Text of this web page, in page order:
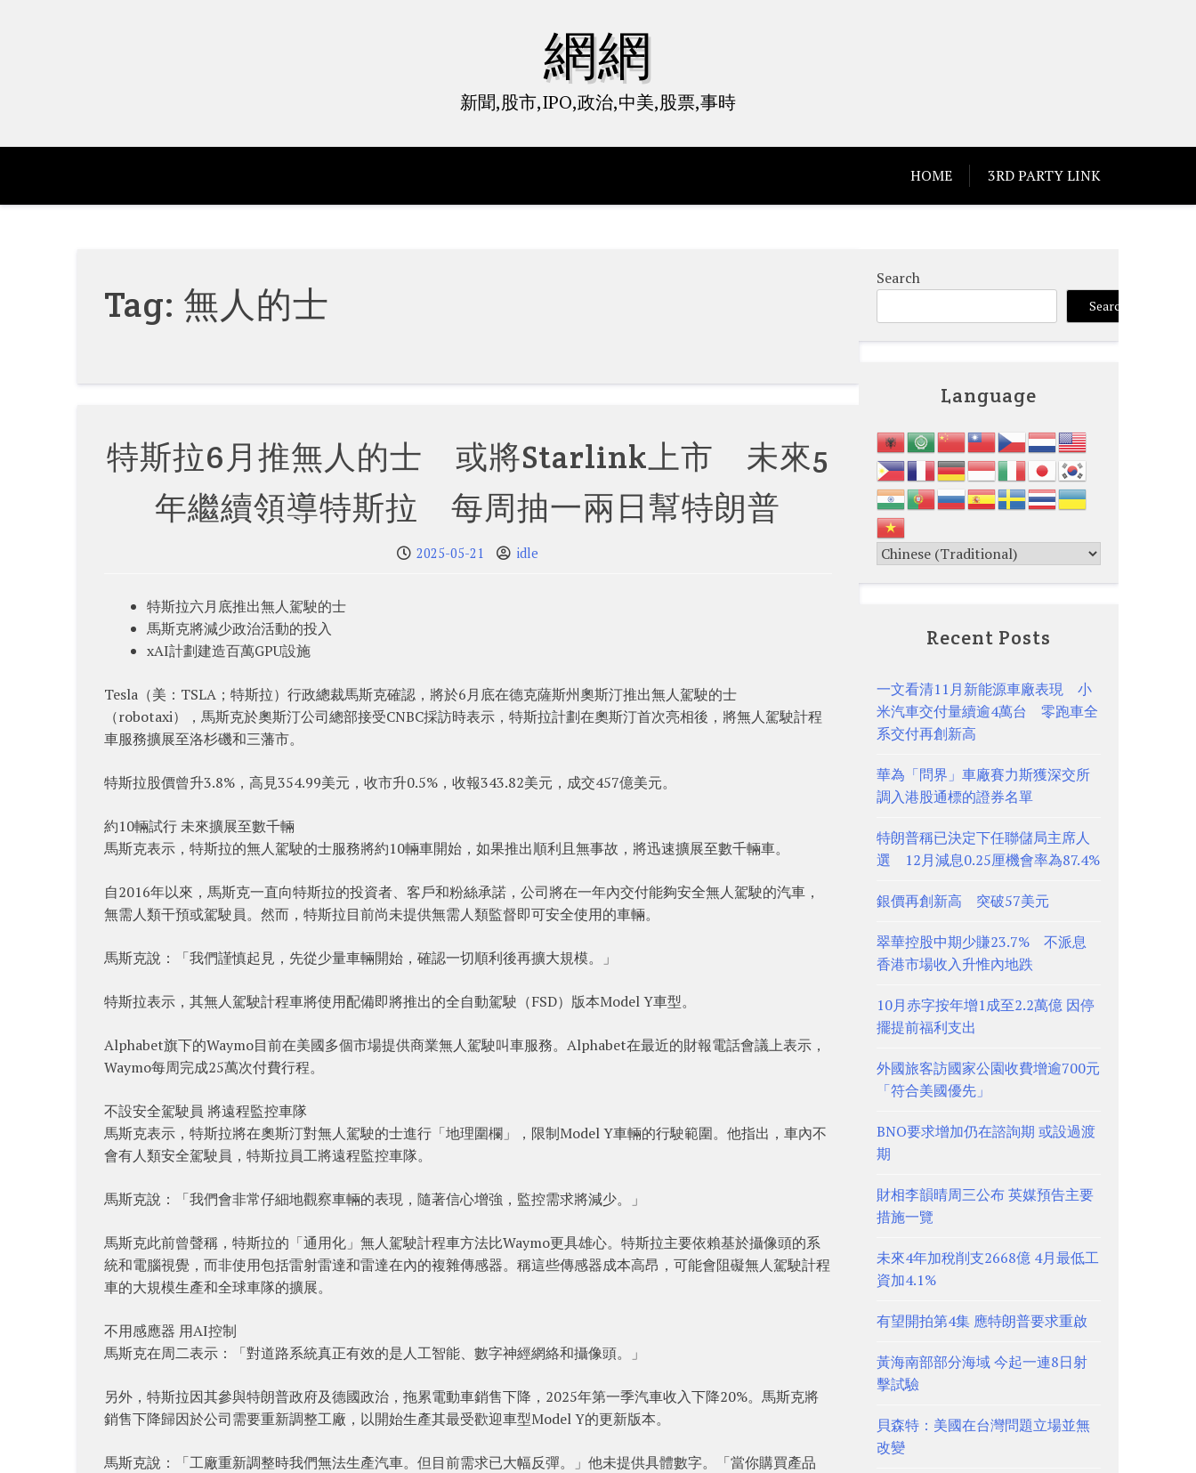
網網
新聞,股市,IPO,政治,中美,股票,事時
HOME 3RD PARTY LINK
Tag: 無人的士
特斯拉6月推無人的士 或將Starlink上市 未來5
年繼續領導特斯拉 每周抽一兩日幫特朗普
2025-05-21 idle
特斯拉六月底推出無人駕駛的士
馬斯克將減少政治活動的投入
xAI計劃建造百萬GPU設施
Tesla（美：TSLA；特斯拉）行政總裁馬斯克確認，將於6月底在德克薩斯州奧斯汀推出無人駕駛的士
（robotaxi），馬斯克於奧斯汀公司總部接受CNBC採訪時表示，特斯拉計劃在奧斯汀首次亮相後，將無人駕駛計程
車服務擴展至洛杉磯和三藩市。
特斯拉股價曾升3.8%，高見354.99美元，收市升0.5%，收報343.82美元，成交457億美元。
約10輛試行 未來擴展至數千輛
馬斯克表示，特斯拉的無人駕駛的士服務將約10輛車開始，如果推出順利且無事故，將迅速擴展至數千輛車。
自2016年以來，馬斯克一直向特斯拉的投資者、客戶和粉絲承諾，公司將在一年內交付能夠安全無人駕駛的汽車，
無需人類干預或駕駛員。然而，特斯拉目前尚未提供無需人類監督即可安全使用的車輛。
馬斯克說：「我們謹慎起見，先從少量車輛開始，確認一切順利後再擴大規模。」
特斯拉表示，其無人駕駛計程車將使用配備即將推出的全自動駕駛（FSD）版本Model Y車型。
Alphabet旗下的Waymo目前在美國多個市場提供商業無人駕駛叫車服務。Alphabet在最近的財報電話會議上表示，
Waymo每周完成25萬次付費行程。
不設安全駕駛員 將遠程監控車隊
馬斯克表示，特斯拉將在奧斯汀對無人駕駛的士進行「地理圍欄」，限制Model Y車輛的行駛範圍。他指出，車內不
會有人類安全駕駛員，特斯拉員工將遠程監控車隊。
馬斯克說：「我們會非常仔細地觀察車輛的表現，隨著信心增強，監控需求將減少。」
馬斯克此前曾聲稱，特斯拉的「通用化」無人駕駛計程車方法比Waymo更具雄心。特斯拉主要依賴基於攝像頭的系
統和電腦視覺，而非使用包括雷射雷達和雷達在內的複雜傳感器。稱這些傳感器成本高昂，可能會阻礙無人駕駛計程
車的大規模生產和全球車隊的擴展。
不用感應器 用AI控制
馬斯克在周二表示：「對道路系統真正有效的是人工智能、數字神經網絡和攝像頭。」
另外，特斯拉因其參與特朗普政府及德國政治，拖累電動車銷售下降，2025年第一季汽車收入下降20%。馬斯克將
銷售下降歸因於公司需要重新調整工廠，以開始生產其最受歡迎車型Model Y的更新版本。
馬斯克說：「工廠重新調整時我們無法生產汽車。但目前需求已大幅反彈。」他未提供具體數字。「當你購買產品
Search
Search
Language
Recent Posts
一文看清11月新能源車廠表現 小
米汽車交付量續逾4萬台 零跑車全
系交付再創新高
華為「問界」車廠賽力斯獲深交所
調入港股通標的證券名單
特朗普稱已決定下任聯儲局主席人
選 12月減息0.25厘機會率為87.4%
銀價再創新高 突破57美元
翠華控股中期少賺23.7% 不派息
香港市場收入升惟內地跌
10月赤字按年增1成至2.2萬億 因停
擺提前福利支出
外國旅客訪國家公園收費增逾700元
「符合美國優先」
BNO要求增加仍在諮詢期 或設過渡
期
財相李韻晴周三公布 英媒預告主要
措施一覽
未來4年加稅削支2668億 4月最低工
資加4.1%
有望開拍第4集 應特朗普要求重啟
黃海南部部分海域 今起一連8日射
擊試驗
貝森特：美國在台灣問題立場並無
改變